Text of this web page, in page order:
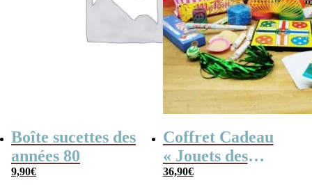
Boîte sucettes des
années 80
9,90€
Coffret Cadeau
« Jouets des
années 80 » –
36,90€